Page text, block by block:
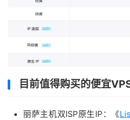
目前值得购买的便宜
丽萨主机双ISP原生IP：《